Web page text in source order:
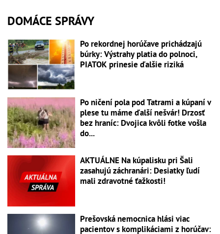
DOMÁCE SPRÁVY
Po rekordnej horúčave prichádzajú
búrky: Výstrahy platia do polnoci,
PIATOK prinesie ďalšie riziká
Po ničení pola pod Tatrami a kúpaní v
plese tu máme ďalší nešvár! Drzosť
bez hraníc: Dvojica kvôli fotke vošla
do...
AKTUÁLNE Na kúpalisku pri Šali
zasahujú záchranári: Desiatky ľudí
mali zdravotné ťažkosti!
Prešovská nemocnica hlási viac
pacientov s komplikáciami z horúčav: